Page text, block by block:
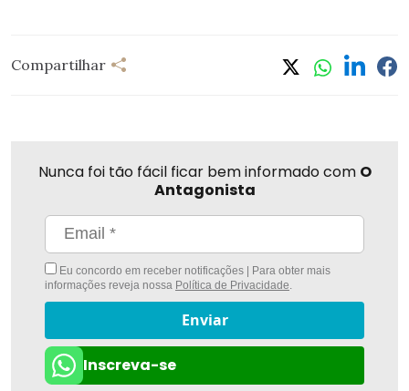
Compartilhar
Nunca foi tão fácil ficar bem informado com O
Antagonista
Eu concordo em receber notificações | Para obter mais
informações reveja nossa Política de Privacidade
Enviar
Inscreva-se